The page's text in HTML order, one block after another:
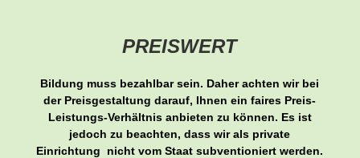
PREISWERT
Bildung muss bezahlbar sein. Daher achten wir bei
der Preisgestaltung darauf, Ihnen ein faires Preis-
Leistungs-Verhältnis anbieten zu können. Es ist
jedoch zu beachten, dass wir als private
Einrichtung nicht vom Staat subventioniert werden.